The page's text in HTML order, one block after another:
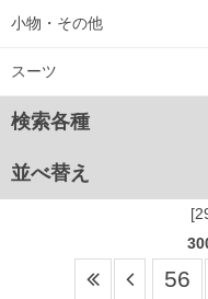
小物・その他
スーツ
検索各種
並べ替え
56